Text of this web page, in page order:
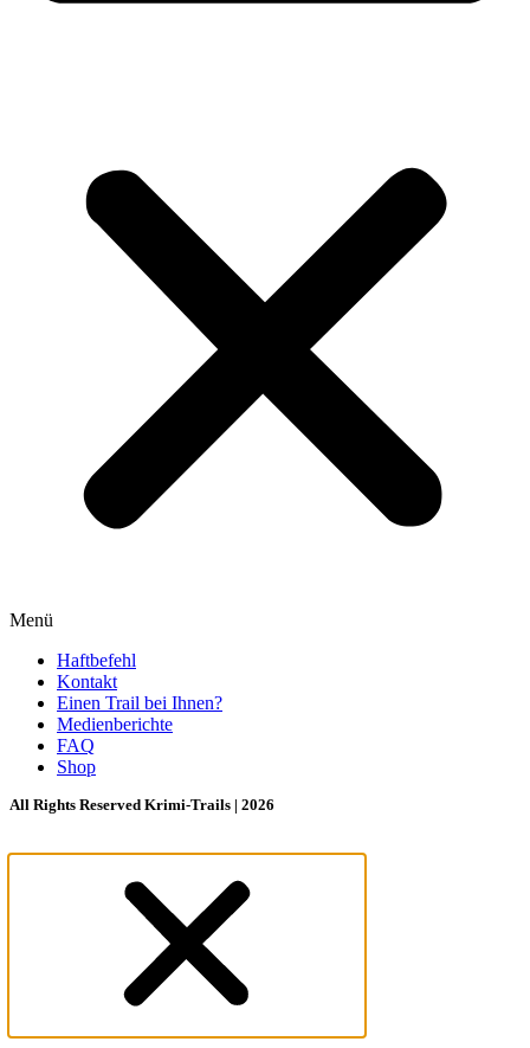
Menü
Haftbefehl
Kontakt
Einen Trail bei Ihnen?
Medienberichte
FAQ
Shop
All Rights Reserved Krimi-Trails | 2026